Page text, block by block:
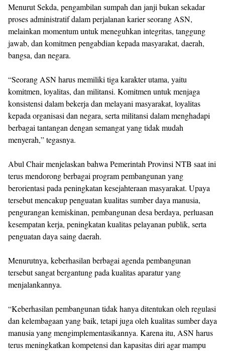
Menurut Sekda, pengambilan sumpah dan janji bukan sekadar
proses administratif dalam perjalanan karier seorang ASN,
melainkan momentum untuk meneguhkan integritas, tanggung
jawab, dan komitmen pengabdian kepada masyarakat, daerah,
bangsa, dan negara.
“Seorang ASN harus memiliki tiga karakter utama, yaitu
komitmen, loyalitas, dan militansi. Komitmen untuk menjaga
konsistensi dalam bekerja dan melayani masyarakat, loyalitas
kepada organisasi dan negara, serta militansi dalam menghadapi
berbagai tantangan dengan semangat yang tidak mudah
menyerah,” tegasnya.
Abul Chair menjelaskan bahwa Pemerintah Provinsi NTB saat ini
terus mendorong berbagai program pembangunan yang
berorientasi pada peningkatan kesejahteraan masyarakat. Upaya
tersebut mencakup penguatan kualitas sumber daya manusia,
pengurangan kemiskinan, pembangunan desa berdaya, perluasan
kesempatan kerja, peningkatan kualitas pelayanan publik, serta
penguatan daya saing daerah.
Menurutnya, keberhasilan berbagai agenda pembangunan
tersebut sangat bergantung pada kualitas aparatur yang
menjalankannya.
“Keberhasilan pembangunan tidak hanya ditentukan oleh regulasi
dan kelembagaan yang baik, tetapi juga oleh kualitas sumber daya
manusia yang mengimplementasikannya. Karena itu, ASN harus
terus meningkatkan kompetensi dan kapasitas diri agar mampu